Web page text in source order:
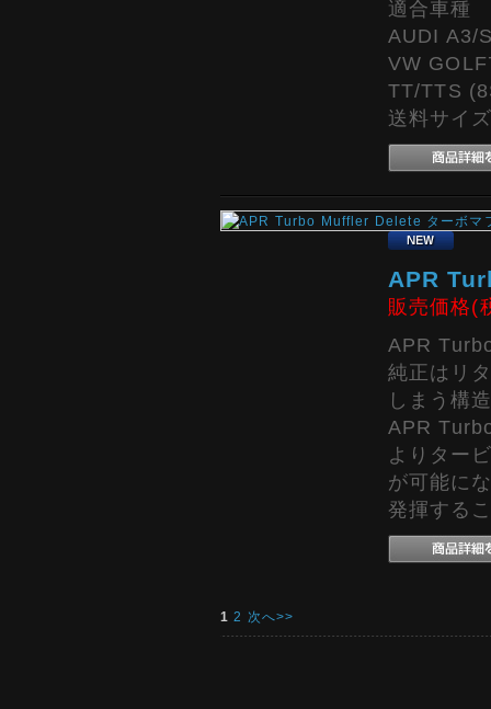
適合車種
AUDI A3/
VW
TT/TTS
送料サイ
APR
販売価格(
APR
純正はリ
しまう構
APR
よりター
が可能に
発揮する
1 2 次へ>>